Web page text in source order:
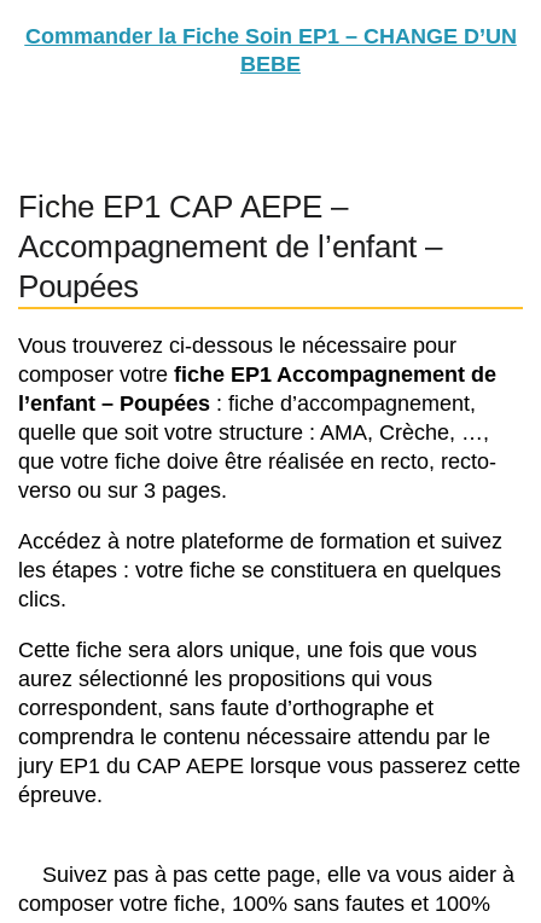
Commander la Fiche Soin EP1 – CHANGE D’UN
BEBE
Fiche EP1 CAP AEPE –
Accompagnement de l’enfant –
Poupées
Vous trouverez ci-dessous le nécessaire pour
composer votre fiche EP1 Accompagnement de
l’enfant – Poupées : fiche d’accompagnement,
quelle que soit votre structure : AMA, Crèche, …,
que votre fiche doive être réalisée en recto, recto-
verso ou sur 3 pages.
Accédez à notre plateforme de formation et suivez
les étapes : votre fiche se constituera en quelques
clics.
Cette fiche sera alors unique, une fois que vous
aurez sélectionné les propositions qui vous
correspondent, sans faute d’orthographe et
comprendra le contenu nécessaire attendu par le
jury EP1 du CAP AEPE lorsque vous passerez cette
épreuve.
Suivez pas à pas cette page, elle va vous aider à
composer votre fiche, 100% sans fautes et 100%